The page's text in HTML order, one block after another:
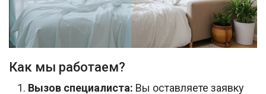
Как мы работаем?
Вызов специалиста: Вы оставляете заявку